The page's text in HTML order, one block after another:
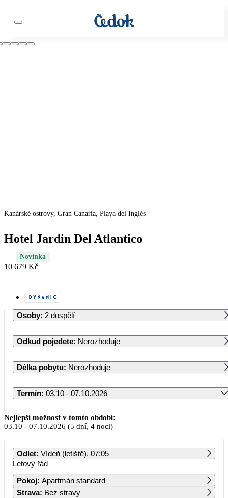
Kanárské ostrovy, Gran Canaria, Playa del Inglés
Hotel Jardin Del Atlantico
Novinka
10 679 Kč
Osoby: 2 dospělí
Odkud pojedete: Nerozhoduje
Délka pobytu: Nerozhoduje
Termín: 03.10 - 07.10.2026
Říjen 2026
PO ÚT ST ČT PÁ SO NE
13 599 10 679
5 6
Nejlepší možnost v tomto období:
03.10 - 07.10.2026 (5 dní, 4 noci)
Odlet: Vídeň (letiště), 07:05
Letový řád
Pokoj: Apartmán standard
Strava: Bez stravy